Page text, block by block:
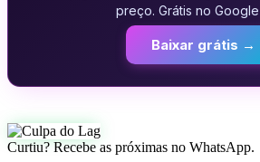
preço. Grátis no Google
Baixar grátis →
Curtiu? Recebe as próximas no WhatsApp.